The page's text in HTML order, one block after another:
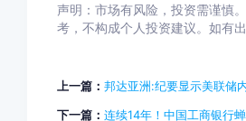
声明：市场有风险，投资需谨慎
考，不构成个人投资建议。如有
上一篇： 邦达亚洲:纪要显示美联储
下一篇： 连续14年！中国工商银行